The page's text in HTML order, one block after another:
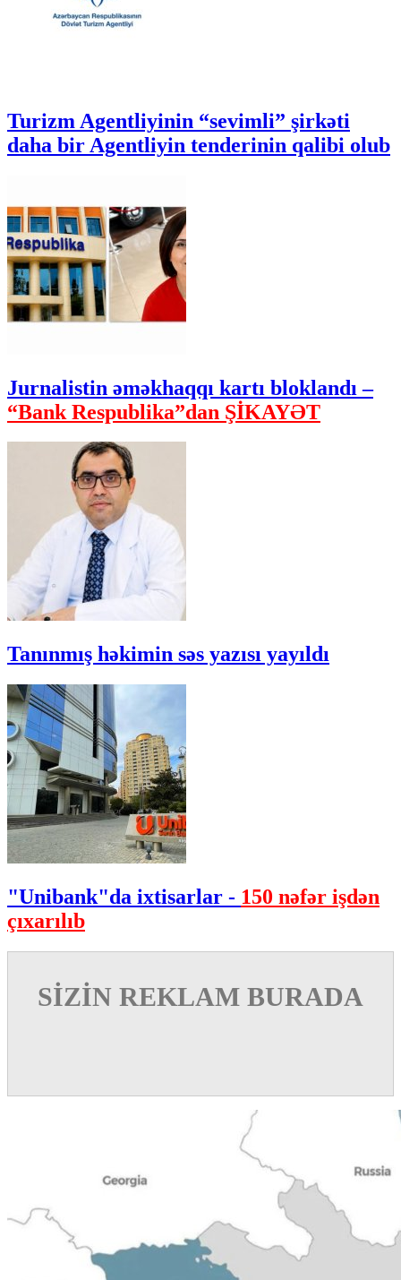
Turizm Agentliyinin “sevimli” şirkəti
daha bir Agentliyin tenderinin qalibi olub
Jurnalistin əməkhaqqı kartı bloklandı –
“Bank Respublika”dan ŞİKAYƏT
Tanınmış həkimin səs yazısı yayıldı
"Unibank"da ixtisarlar - 150 nəfər işdən
çıxarılıb
SİZİN REKLAM BURADA